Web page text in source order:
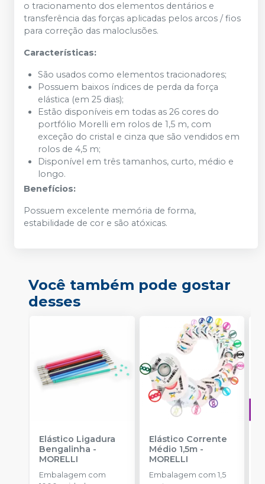
o tracionamento dos elementos dentários e
transferência das forças aplicadas pelos arcos / fios
para correção das maloclusões.
Características:
São usados como elementos tracionadores;
Possuem baixos índices de perda da força
elástica (em 25 dias);
Estão disponíveis em todas as 26 cores do
portfólio Morelli em rolos de 1,5 m, com
exceção do cristal e cinza que são vendidos em
rolos de 4,5 m;
Disponível em três tamanhos, curto, médio e
longo.
Benefícios:
Possuem excelente memória de forma,
estabilidade de cor e são atóxicas.
Você também pode gostar
desses
Elástico Ligadura
Bengalinha -
MORELLI
Embalagem com
Elástico Corrente
Médio 1,5m-
MORELLI
Embalagem com 1,5